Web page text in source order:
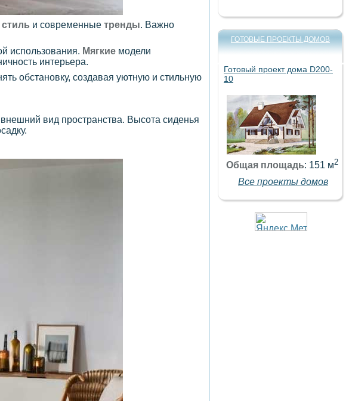
стиль и современные тренды. Важно
использования. Мягкие модели
интерьера.
обстановку, создавая уютную и стильную
вид пространства. Высота сиденья
ГОТОВЫЕ ПРОЕКТЫ ДОМОВ
Готовый проект дома D200-
10
Общая площадь: 151 м2
Все проекты домов